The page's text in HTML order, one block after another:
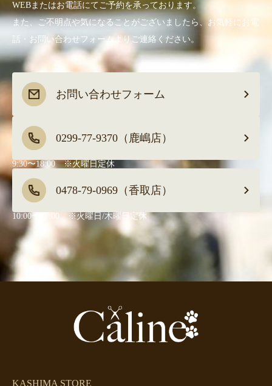
WEBまたはお電話にてご予約を承っております。
また、ご不明点や気になることがございましたら、お気軽にお電
話・お問い合わせフォームよりご連絡ください。
お問い合わせフォーム
0299-77-9370（鹿嶋店）
9:30〜18:00 ※火曜日定休
0478-79-0969（香取店）
10:00〜17:00 ※火曜日/木曜日定休
KASHIMA STORE